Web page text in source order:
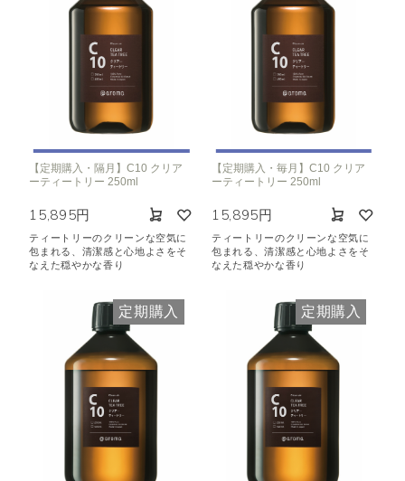
【定期購入・隔月】C10 クリア
ーティートリー 250ml
15,895円
ティートリーのクリーンな空気に
包まれる、清潔感と心地よさをそ
なえた穏やかな香り
【定期購入・毎月】C10 クリア
ーティートリー 250ml
15,895円
ティートリーのクリーンな空気に
包まれる、清潔感と心地よさをそ
なえた穏やかな香り
定期購入 定期購入